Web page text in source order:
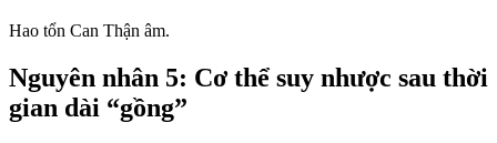
Hao tổn Can Thận âm.
Nguyên nhân 5: Cơ thể suy nhược sau thời
gian dài “gồng”